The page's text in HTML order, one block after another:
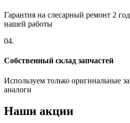
Гарантия на слесарный ремонт 2
нашей работы
04.
Собственный склад запчастей
Используем только оригинальные
аналоги
Наши акции